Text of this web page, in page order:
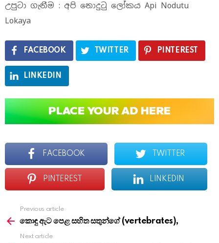
උපුටා ගැනීම : අපි නොදුටු ලෝකය Api Nodutu
Lokaya
FACEBOOK TWITTER PINTEREST
LINKEDIN
FACEBOOK TWITTER
PINTEREST LINKEDIN
more
Previous article
කොඳු ඇට පෙළ සහිත සතුන්ගේ (vertebrates),
Next article